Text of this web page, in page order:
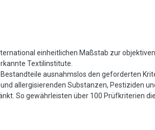
einheitlichen Maßstab zur objektiven
Textilinstitute.
ausnahmslos den geforderten
allergisierenden Substanzen, Pestiziden
So gewährleisten über 100 Prüfkriterien die